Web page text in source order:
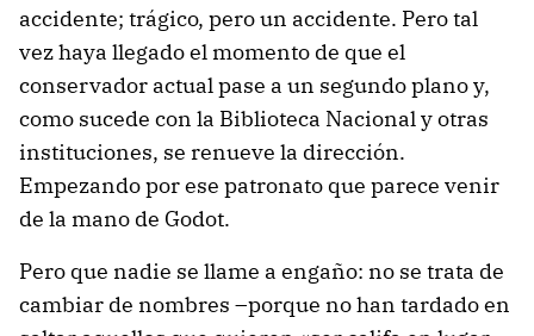
accidente; trágico, pero un accidente. Pero tal
vez haya llegado el momento de que el
conservador actual pase a un segundo plano y,
como sucede con la Biblioteca Nacional y otras
instituciones, se renueve la dirección.
Empezando por ese patronato que parece venir
de la mano de Godot.
Pero que nadie se llame a engaño: no se trata de
cambiar de nombres –porque no han tardado en